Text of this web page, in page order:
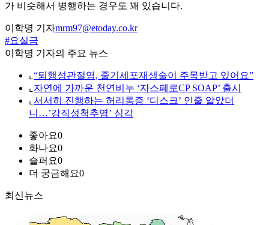
가 비슷해서 병행하는 경우도 꽤 있습니다.
이학명 기자mrm97@etoday.co.kr
#요실금
이학명 기자의 주요 뉴스
⌞ “퇴행성관절염, 줄기세포재생술이 주목받고 있어요”
⌞ 자연에 가까운 천연비누 ‘자스페로CP SOAP’ 출시
⌞ 서서히 진행하는 허리통증 ‘디스크’ 인줄 알았더
니…’강직성척추염’ 심각
좋아요0
화나요0
슬퍼요0
더 궁금해요0
최신뉴스